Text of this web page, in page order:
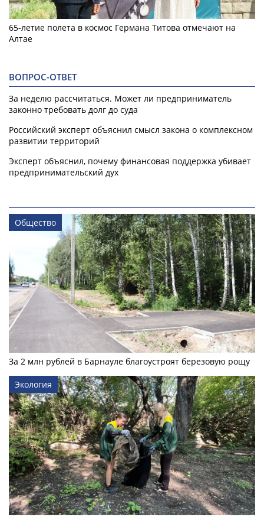
65-летие полета в космос Германа Титова отмечают на
Алтае
ВОПРОС-ОТВЕТ
За неделю рассчитаться. Может ли предприниматель
законно требовать долг до суда
Российский эксперт объяснил смысл закона о комплексном
развитии территорий
Эксперт объяснил, почему финансовая поддержка убивает
предпринимательский дух
Общество
За 2 млн рублей в Барнауле благоустроят березовую рощу
Экология